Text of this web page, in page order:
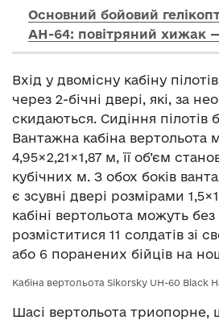
Основний бойовий
AH-64: повітряний хижак
Вхід у двомісну кабіну
через 2-бічні двері, які, за
скидаються. Сидіння пілотів
Вантажна кабіна вертольота
4,95×2,21×1,87 м, її об’єм
кубічних м. З обох боків
є зсувні двері розмірами
кабіні вертольота можуть
розміститися 11 солдатів зі
або 6 поранених бійців на
Кабіна вертольота Sikorsky UH-60 Black
Шасі вертольота триопорне,